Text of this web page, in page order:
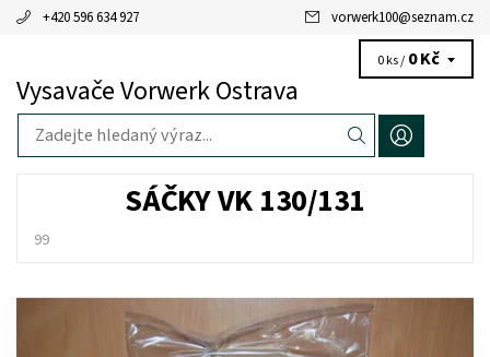
+420 596 634 927 vorwerk100@seznam.cz
Vysavače Vorwerk Ostrava
0 ks / 0 Kč
SÁČKY VK 130/131
99